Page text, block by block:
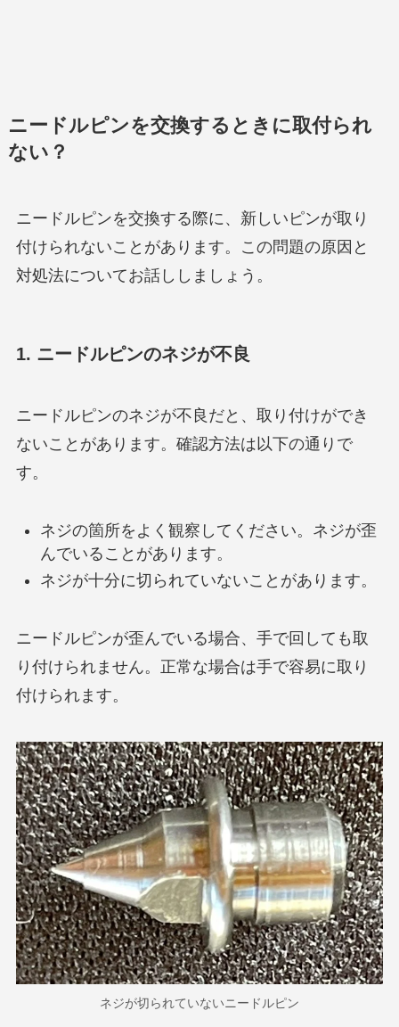
ニードルピンを交換するときに取付られ
ない？
ニードルピンを交換する際に、新しいピンが取り
付けられないことがあります。この問題の原因と
対処法についてお話ししましょう。
1. ニードルピンのネジが不良
ニードルピンのネジが不良だと、取り付けができ
ないことがあります。確認方法は以下の通りで
す。
ネジの箇所をよく観察してください。ネジが歪
んでいることがあります。
ネジが十分に切られていないことがあります。
ニードルピンが歪んでいる場合、手で回しても取
り付けられません。正常な場合は手で容易に取り
付けられます。
ネジが切られていないニードルピン